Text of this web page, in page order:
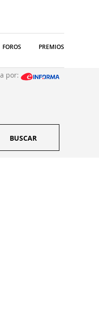
FOROS PREMIOS
por:
BUSCAR